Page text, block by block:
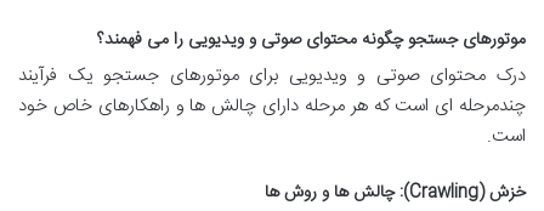
موتورهای جستجو چگونه محتوای صوتی و ویدیویی را می فهمند؟
درک محتوای صوتی و ویدیویی برای موتورهای جستجو یک فرآیند
چندمرحله ای است که هر مرحله دارای چالش ها و راهکارهای خاص خود
است.
خزش (Crawling): چالش ها و روش ها